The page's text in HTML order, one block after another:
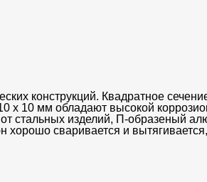
конструкций. Квадратное
х 10 мм обладают высокой
от стальных изделий, П-образеный
сваривается и